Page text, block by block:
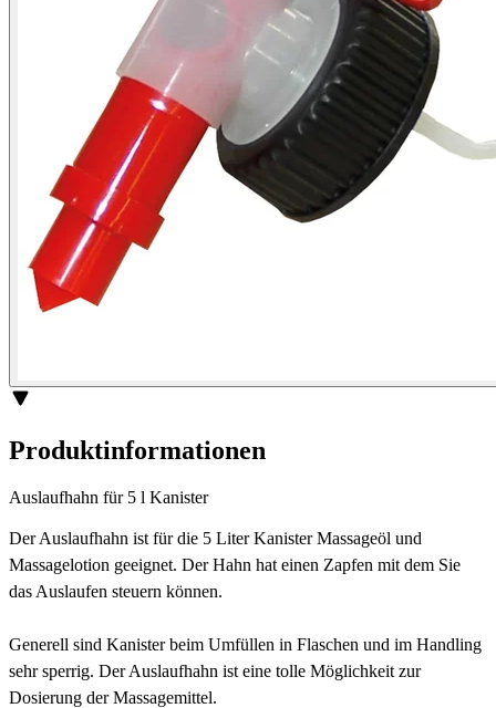
Produktinformationen
Auslaufhahn für 5 l Kanister
Der Auslaufhahn ist für die 5 Liter Kanister Massageöl und
Massagelotion geeignet. Der Hahn hat einen Zapfen mit dem Sie
das Auslaufen steuern können.
Generell sind Kanister beim Umfüllen in Flaschen und im Handling
sehr sperrig. Der Auslaufhahn ist eine tolle Möglichkeit zur
Dosierung der Massagemittel.